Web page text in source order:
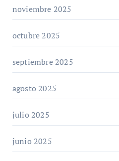
noviembre 2025
octubre 2025
septiembre 2025
agosto 2025
julio 2025
junio 2025